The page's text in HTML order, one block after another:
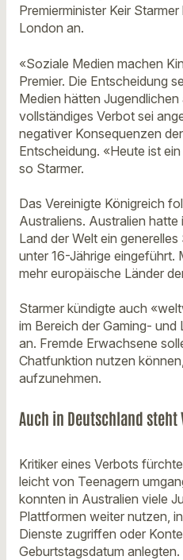
Premierminister Keir
London an.
«Soziale Medien machen
Premier. Die Entscheidung
Medien hätten
vollständiges Verbot sei
negativer Konsequenzen
Entscheidung. «Heute ist
so Starmer.
Das Vereinigte Königreich
Australiens. Australien
Land der Welt ein
unter 16-Jährige eingeführt.
mehr europäische Länder
Starmer kündigte auch
im Bereich der Gaming-
an. Fremde Erwachsene
Chatfunktion nutzen
aufzunehmen.
Auch in Deutschland steht
Kritiker eines Verbots
leicht von Teenagern
konnten in Australien viele
Plattformen weiter nutzen,
Dienste zugriffen oder
Geburtstagsdatum anlegten.